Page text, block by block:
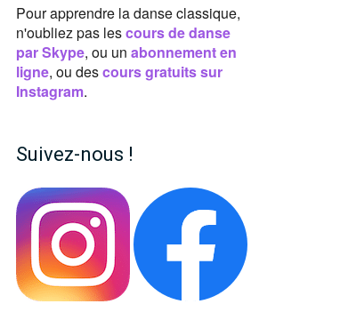
Pour apprendre la danse classique,
n'oubliez pas lescours de danse
par Skype, ou un abonnement en
ligne, ou descours gratuits sur
Instagram.
Suivez-nous !